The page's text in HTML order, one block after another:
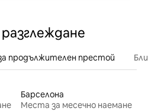
продължителен престой
Барселона
Места за месечно наемане